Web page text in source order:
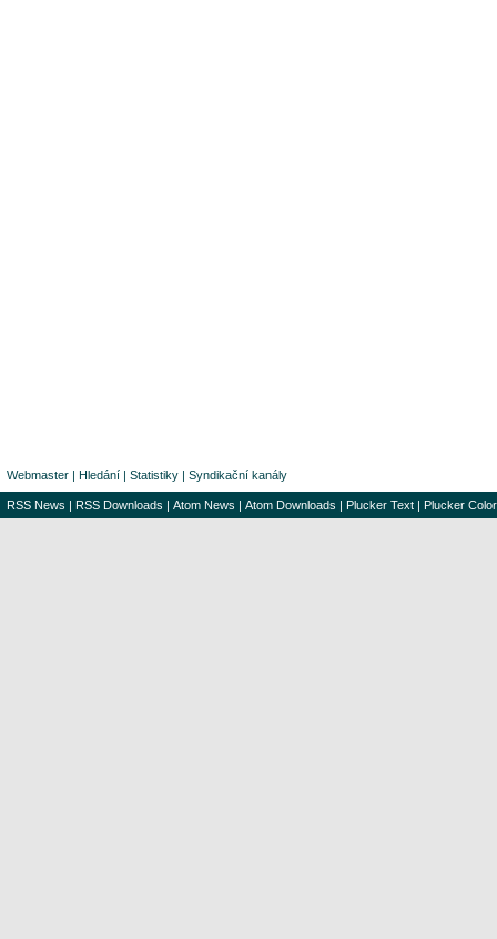
Webmaster | Hledání | Statistiky | Syndikační kanály
RSS News | RSS Downloads | Atom News | Atom Downloads | Plucker Text | Plucker Color